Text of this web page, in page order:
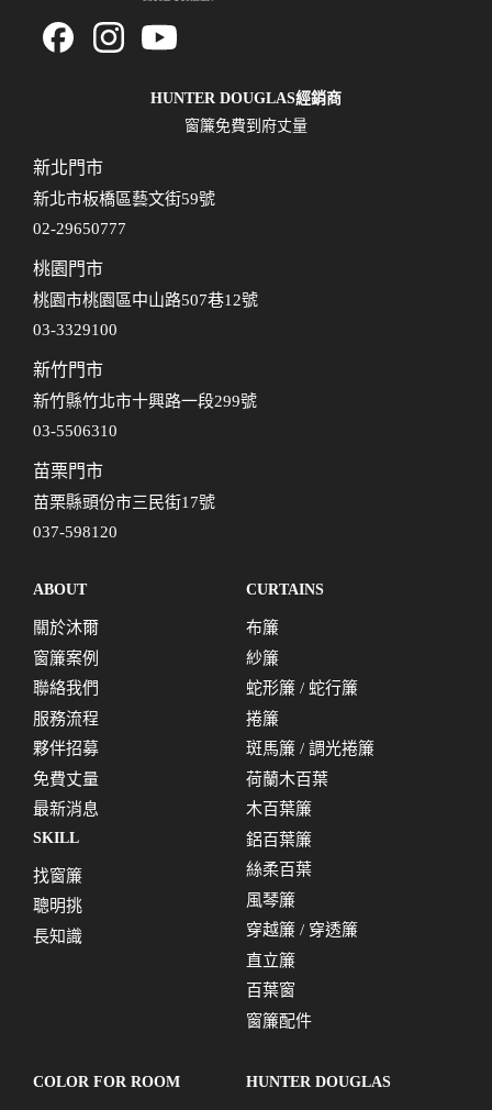
HUNTER DOUGLAS經銷商
窗簾免費到府丈量
新北門市
新北市板橋區藝文街59號
02-29650777
桃園門市
桃園市桃園區中山路507巷12號
03-3329100
新竹門市
新竹縣竹北市十興路一段299號
03-5506310
苗栗門市
苗栗縣頭份市三民街17號
037-598120
ABOUT
關於沐爾
窗簾案例
聯絡我們
服務流程
夥伴招募
免費丈量
最新消息
SKILL
找窗簾
聰明挑
長知識
CURTAINS
布簾
紗簾
蛇形簾 / 蛇行簾
捲簾
斑馬簾 / 調光捲簾
荷蘭木百葉
木百葉簾
鋁百葉簾
絲柔百葉
風琴簾
穿越簾 / 穿透簾
直立簾
百葉窗
窗簾配件
COLOR FOR ROOM HUNTER DOUGLAS